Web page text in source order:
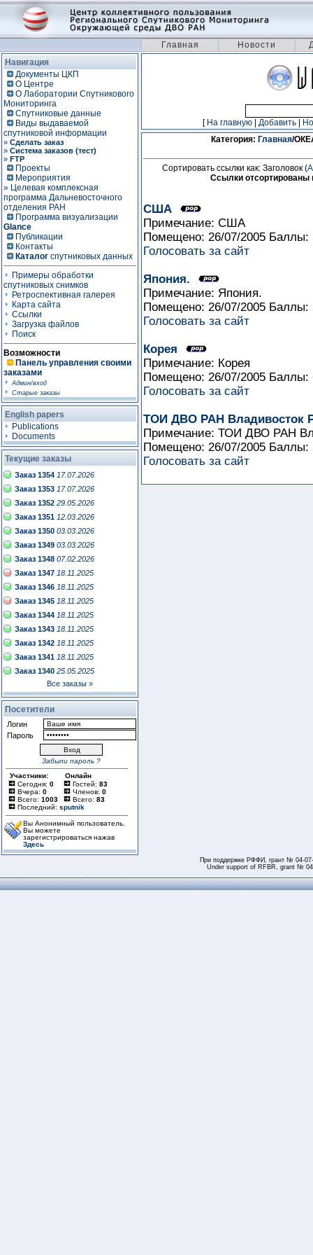
Главная Новости
Навигация
Документы ЦКП
О Центре
О Лаборатории Спутникового
Мониторинга
Спутниковые данные
Виды выдаваемой
спутниковой информации
» Сделать заказ
» Система заказов (тест)
» FTP
Проекты
Мероприятия
» Целевая комплексная
программа Дальневосточного
отделения РАН
Программа визуализации
Glance
Публикации
Контакты
Каталог спутниковых данных
Примеры обработки
спутниковых снимков
Ретроспективная галерея
Карта сайта
Ссылки
Загрузка файлов
Поиск
Возможности
Панель управления своими
заказами
Админ/вход
Старые заказы
English papers
Publications
Documents
Текущие заказы
Заказ 1354 17.07.2026
Заказ 1353 17.07.2026
Заказ 1352 29.05.2026
Заказ 1351 12.03.2026
Заказ 1350 03.03.2026
Заказ 1349 03.03.2026
Заказ 1348 07.02.2026
Заказ 1347 18.11.2025
Заказ 1346 18.11.2025
Заказ 1345 18.11.2025
Заказ 1344 18.11.2025
Заказ 1343 18.11.2025
Заказ 1342 18.11.2025
Заказ 1341 18.11.2025
Заказ 1340 25.05.2025
Все заказы »
Посетители
Логин
Пароль
Забыли пароль ?
Участники:
Сегодня: 0
Вчера: 0
Всего: 1003
Онлайн
Гостей: 83
Членов: 0
Всего: 83
Последний: sputnik
Вы Анонимный пользователь.
Вы можете
зарегистрироваться нажав
Здесь
[ На главную Добавить
Категория: Главная/
Сортировать ссылки как: Заголовок (A
Ссылки отсортированы
США
Примечание: США
Помещено: 26/07/2005 Баллы:
Голосовать за сайт
Япония.
Примечание: Япония.
Помещено: 26/07/2005 Баллы:
Голосовать за сайт
Корея
Примечание: Корея
Помещено: 26/07/2005 Баллы:
Голосовать за сайт
ТОИ ДВО РАН Владивосток
Примечание: ТОИ ДВО РАН
Помещено: 26/07/2005 Баллы:
Голосовать за сайт
При поддержке РФФИ, грант № 04-
Under support of RFBR, grant №